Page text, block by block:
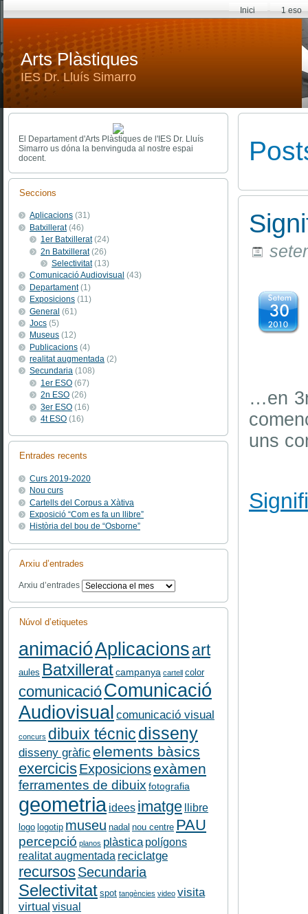
Inici 1 eso
Arts Plàstiques
IES Dr. Lluís Simarro
El Departament d'Arts Plàstiques de l'IES Dr. Lluís
Simarro us dóna la benvinguda al nostre espai
docent.
Seccions
Aplicacions (31)
Batxillerat(46)
1er Batxillerat(24)
2n Batxillerat(26)
Selectivitat(13)
Comunicació Audiovisual (43)
Departament(1)
Exposicions (11)
General (61)
Jocs (5)
Museus (12)
Publicacions (4)
realitat augmentada (2)
Secundaria (108)
1er ESO (67)
2n ESO (26)
3er ESO (16)
4t ESO (16)
Entrades recents
Curs 2019-2020
Nou curs
Cartells del Corpus a Xàtiva
Exposició “Com es fa un llibre”
Història del bou de “Osborne”
Arxiu d’entrades
Arxiu d’entrades
Núvol d’etiquetes
animacióAplicacionsart
aules Batxilleratcampanya cartell color
comunicacióComunicació
Audiovisual comunicació visual
concurs dibuix técnicdisseny
disseny gràfic elements bàsics
exercicisExposicionsexàmen
ferramentes de dibuix fotografia
geometria idees imatge llibre
logo logotip museu nadal nou centre PAU
percepció planos plàstica polígons
realitat augmentada reciclatge
recursosSecundaria
Selectivitat spot tangències video visita
virtual visual
…en
uns